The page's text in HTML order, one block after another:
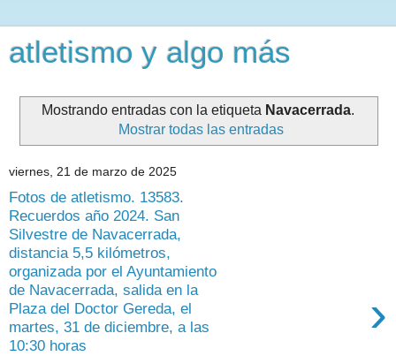
atletismo y algo más
Mostrando entradas con la etiqueta Navacerrada.
Mostrar todas las entradas
viernes, 21 de marzo de 2025
Fotos de atletismo. 13583.
Recuerdos año 2024. San
Silvestre de Navacerrada,
distancia 5,5 kilómetros,
organizada por el Ayuntamiento
de Navacerrada, salida en la
Plaza del Doctor Gereda, el
martes, 31 de diciembre, a las
10:30 horas
›